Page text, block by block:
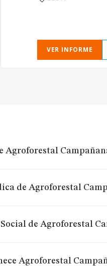
VER INFORME
Agroforestal
de Agroforestal
de Agroforestal
Agroforestal